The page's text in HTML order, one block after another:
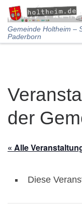
Skip to content
Gemeinde Holtheim –
Paderborn
der
« Alle
Diese